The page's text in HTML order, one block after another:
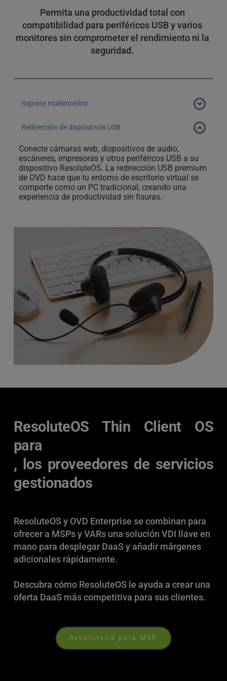
Permita una productividad total con
compatibilidad para periféricos USB y varios
monitores sin comprometer el rendimiento ni la
seguridad.
Soporte multimonitor
Conecta varios monitores a tu escritorio virtual OVD y
ventanas y aplicaciones.
Redirección de dispositivos USB
Conecte cámaras web, dispositivos de audio,
escáneres, impresoras y otros periféricos USB a su
dispositivo ResoluteOS. La redirección USB premium
de OVD hace que tu entorno de escritorio virtual se
comporte como un PC tradicional, creando una
experiencia de productividad sin fisuras.
ResoluteOS Thin Client OS
para
, los proveedores de servicios
gestionados
ResoluteOS y OVD Enterprise se combinan para
ofrecer a MSPs y VARs una solución VDI llave en
mano para desplegar DaaS y añadir márgenes
adicionales rápidamente.
Descubra cómo ResoluteOS le ayuda a crear una
oferta DaaS más competitiva para sus clientes.
ResoluteOS para MSP